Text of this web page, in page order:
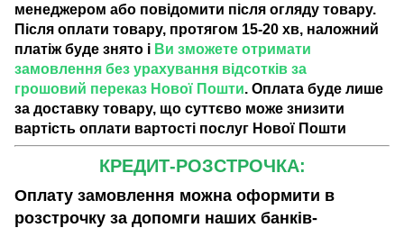
менеджером або повідомити після огляду товару.
Після оплати товару, протягом 15-20 хв, наложний
платіж буде знято і Ви зможете отримати
замовлення без урахування відсотків за
грошовий переказ Нової Пошти. Оплата буде лише
за доставку товару, що суттєво може знизити
вартість оплати вартості послуг Нової Пошти
КРЕДИТ-РОЗСТРОЧКА:
Оплату замовлення можна оформити в
розстрочку за допомги наших банків-